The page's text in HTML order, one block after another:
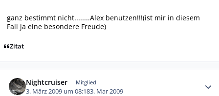
ganz bestimmt nicht........Alex benutzen!!!(ist mir in diesem
Fall ja eine besondere Freude)
Zitat
Nightcruiser Mitglied
3. März 2009 um 08:183. Mar 2009